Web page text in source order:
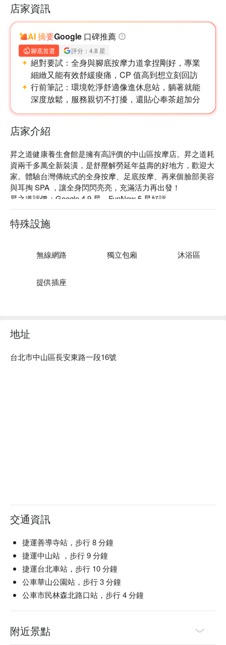
【昇之道健康養生會館｜中山按摩推
薦】
昇之道提供的服務項目包括全身指油壓、腳底按摩等，滿足了
２ 昇之道｜營業特色
這裡的按摩技師都是經過嚴格訓練和認證的專業人員，可以針
對您的身體需求提供最貼心的服務。此外，昇之道的營業時間
也很貼心，您可以在忙碌的工作日隨時前來享受，讓您的身心
都能得到放鬆和舒適。
善導寺站、中山站步行只需10分鐘內即可抵達。周遭還有眾多
物、品嚐美食或是享受夜生活，這裡都是您最佳的選擇。
造出放鬆、愜意的氛圍。循著流暢的動線，您可以到達休息
驗。在這裡，您可以放鬆身心，疲勞一掃而空，感受生活的美
【昇之道健康養生會館｜腳底 + 身體 70
１ 腳底 + 身體方案｜優質環境
店家資訊
AI 摘要Google 口碑推薦
腳底首選 評分：4.8 星
絕對要試： 全身與腳底按摩力道拿捏剛好，專業
細緻又能有效舒緩痠痛，CP 值高到想立刻回訪
行前筆記： 環境乾淨舒適像進休息站，躺著就能
深度放鬆，服務親切不打擾，還貼心奉茶超加分
店家介紹
昇之道健康養生會館是擁有高評價的中山區按摩店。昇之道耗
資兩千多萬全新裝潢，是舒壓解勞延年益壽的好地方，歡迎大
家。體驗台灣傳統式的全身按摩、足底按摩、再來個臉部美容
與耳掏 SPA ，讓全身閃閃亮亮，充滿活力再出發！
昇之道評價：Google 4.9 星、FunNow 5 星好評
昇之道健康養生會館隔壁為華南銀行停車場，停車方便！
昇之道營造出靜謐舒適的空間，從一踏進門的寬闊休息區、到
明亮乾淨的按摩區，都希望能讓客人身心靈回歸平靜的用心。
健康養生會館優惠立刻查看⬇︎
特殊設施
無線網路 獨立包廂 沐浴區
提供插座
地址
台北市中山區長安東路一段16號
交通資訊
捷運善導寺站，步行 8 分鐘
捷運中山站 ，步行 9 分鐘
捷運台北車站，步行 10 分鐘
公車華山公園站，步行 3 分鐘
公車市民林森北路口站，步行 4 分鐘
附近景點